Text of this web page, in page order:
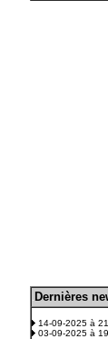
Dernières
14-09-2025 à
03-09-2025 à